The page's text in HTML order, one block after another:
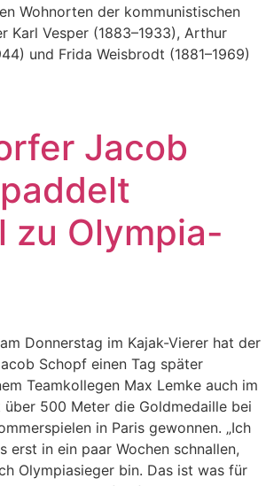
Wohnorten der kommunistischen
Karl Vesper (1883–1933), Arthur
und Frida Weisbrodt (1881–1969)
Jacob
zu Olympia-
Donnerstag im Kajak-Vierer hat der
Schopf einen Tag später
Teamkollegen Max Lemke auch im
über 500 Meter die Goldmedaille bei
in Paris gewonnen. „Ich
erst in ein paar Wochen schnallen,
Olympiasieger bin. Das ist was für